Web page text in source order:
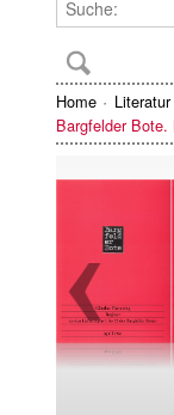
Home
Literatur
Bargfelder